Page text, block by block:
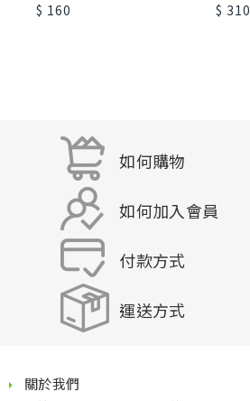
$ 160 $ 310
如何購物
如何加入會員
付款方式
運送方式
關於我們